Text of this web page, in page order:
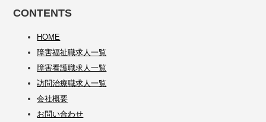
CONTENTS
HOME
障害福祉職求人一覧
障害看護職求人一覧
訪問治療職求人一覧
会社概要
お問い合わせ